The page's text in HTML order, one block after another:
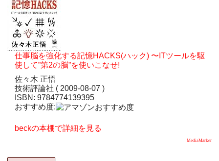
仕事脳を強化する記憶HACKS(ハック) 〜ITツールを駆
使して”第2の脳”を使いこなせ!
佐々木 正悟
技術評論社 ( 2009-08-07 )
ISBN: 9784774139395
おすすめ度:
beckの本棚で詳細を見る
MediaMarker